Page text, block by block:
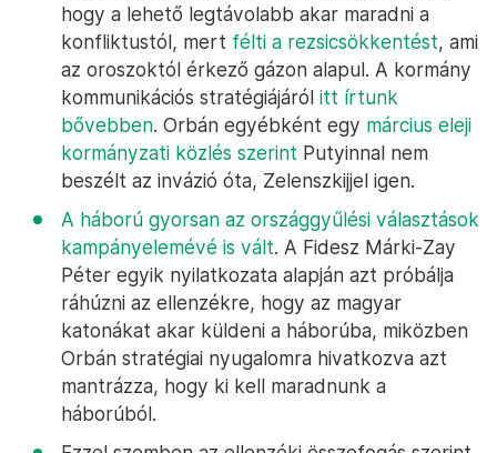
hogy a lehető legtávolabb akar maradni a
konfliktustól, mert félti a rezsicsökkentést, ami
az oroszoktól érkező gázon alapul. A kormány
kommunikációs stratégiájáról itt írtunk
bővebben. Orbán egyébként egy március eleji
kormányzati közlés szerint Putyinnal nem
beszélt az invázió óta, Zelenszkijjel igen.
A háború gyorsan az országgyűlési választások
kampányelemévé is vált. A Fidesz Márki-Zay
Péter egyik nyilatkozata alapján azt próbálja
ráhúzni az ellenzékre, hogy az magyar
katonákat akar küldeni a háborúba, miközben
Orbán stratégiai nyugalomra hivatkozva azt
mantrázza, hogy ki kell maradnunk a
háborúból.